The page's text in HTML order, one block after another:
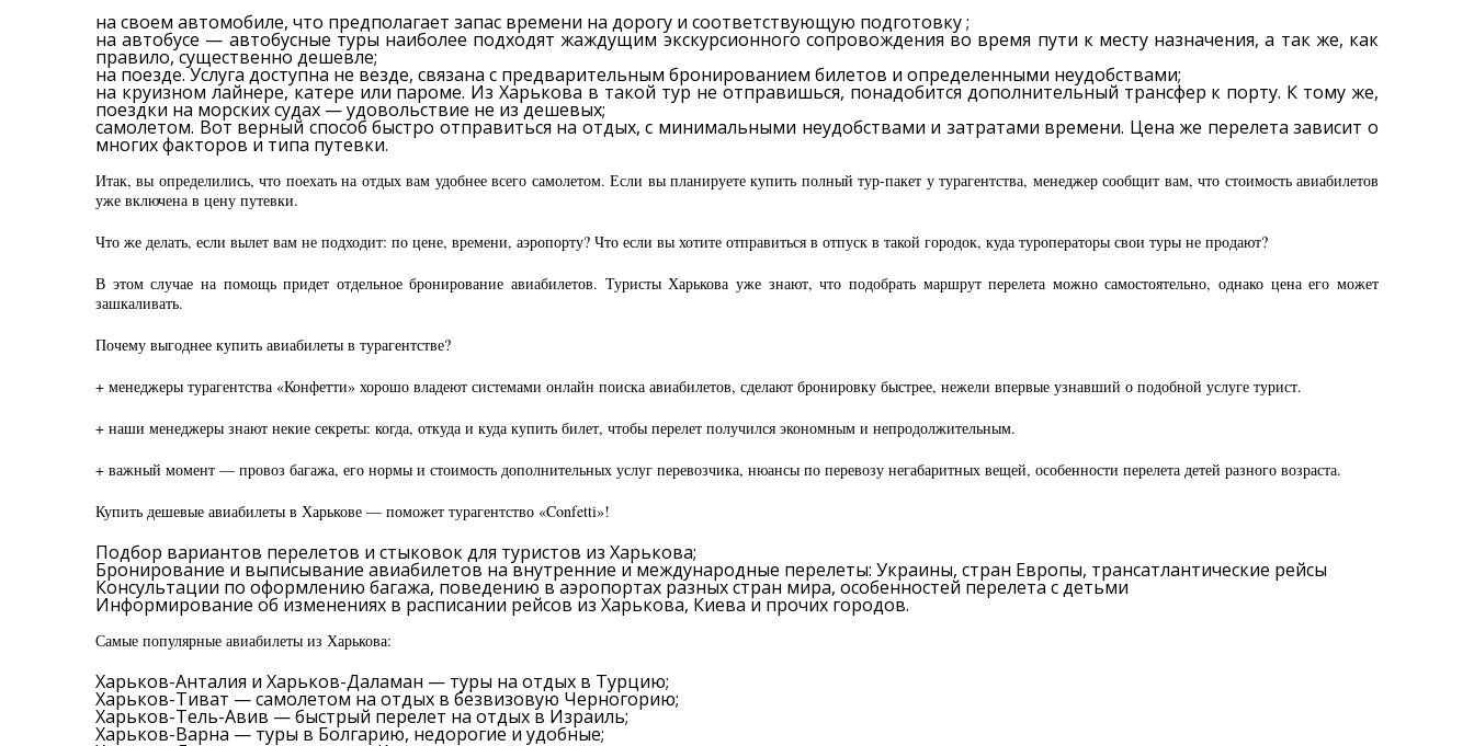
на своем автомобиле, что предполагает запас времени на дорогу и соответствующую подготовку ;
на автобусе — автобусные туры наиболее подходят жаждущим экскурсионного сопровождения во время пути к месту назначения, а так же, как
правило, существенно дешевле;
на поезде. Услуга доступна не везде, связана с предварительным бронированием билетов и определенными неудобствами;
на круизном лайнере, катере или пароме. Из Харькова в такой тур не отправишься, понадобится дополнительный трансфер к порту. К тому же,
поездки на морских судах — удовольствие не из дешевых;
самолетом. Вот верный способ быстро отправиться на отдых, с минимальными неудобствами и затратами времени. Цена же перелета зависит о
многих факторов и типа путевки.
Итак, вы определились, что поехать на отдых вам удобнее всего самолетом. Если вы планируете купить полный тур-пакет у турагентства, менеджер сообщит вам, что стоимость авиабилетов
уже включена в цену путевки.
Что же делать, если вылет вам не подходит: по цене, времени, аэропорту? Что если вы хотите отправиться в отпуск в такой городок, куда туроператоры свои туры не продают?
В этом случае на помощь придет отдельное бронирование авиабилетов. Туристы Харькова уже знают, что подобрать маршрут перелета можно самостоятельно, однако цена его может
зашкаливать.
Почему выгоднее купить авиабилеты в турагентстве?
+ менеджеры турагентства «Конфетти» хорошо владеют системами онлайн поиска авиабилетов, сделают бронировку быстрее, нежели впервые узнавший о подобной услуге турист.
+ наши менеджеры знают некие секреты: когда, откуда и куда купить билет, чтобы перелет получился экономным и непродолжительным.
+ важный момент — провоз багажа, его нормы и стоимость дополнительных услуг перевозчика, нюансы по перевозу негабаритных вещей, особенности перелета детей разного возраста.
Купить дешевые авиабилеты в Харькове — поможет турагентство «Confetti»!
Подбор вариантов перелетов и стыковок для туристов из Харькова;
Бронирование и выписывание авиабилетов на внутренние и международные перелеты: Украины, стран Европы, трансатлантические рейсы
Консультации по оформлению багажа, поведению в аэропортах разных стран мира, особенностей перелета с детьми
Информирование об изменениях в расписании рейсов из Харькова, Киева и прочих городов.
Самые популярные авиабилеты из Харькова:
Харьков-Анталия и Харьков-Даламан — туры на отдых в Турцию;
Харьков-Тиват — самолетом на отдых в безвизовую Черногорию;
Харьков-Тель-Авив — быстрый перелет на отдых в Израиль;
Харьков-Варна — туры в Болгарию, недорогие и удобные;